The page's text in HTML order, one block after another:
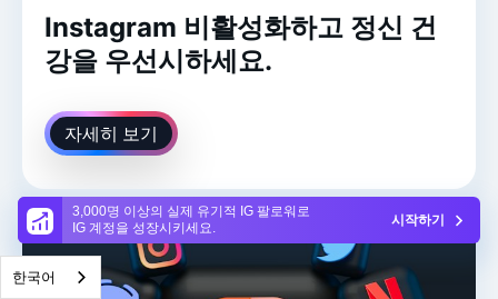
3,000명 이상의 실제 유기적 IG 팔로워로
IG 계정을 성장시키세요.
시작하기
Instagram 비활성화하고 정신 건
강을 우선시하세요.
자세히 보기
한국어